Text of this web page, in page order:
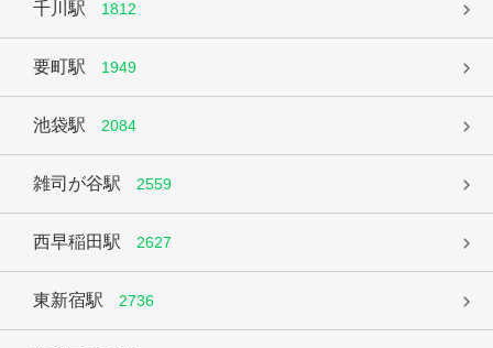
千川駅 1812
要町駅 1949
池袋駅 2084
雑司が谷駅 2559
西早稲田駅 2627
東新宿駅 2736